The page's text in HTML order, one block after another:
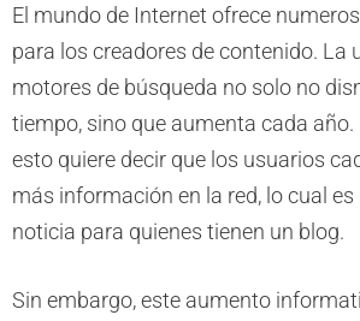
El mundo de Internet ofrece
para los creadores de contenido. La
motores de búsqueda no solo no
tiempo, sino que aumenta cada año.
esto quiere decir que los usuarios
más información en la red, lo cual
noticia para quienes tienen un blog.
Sin embargo, este aumento